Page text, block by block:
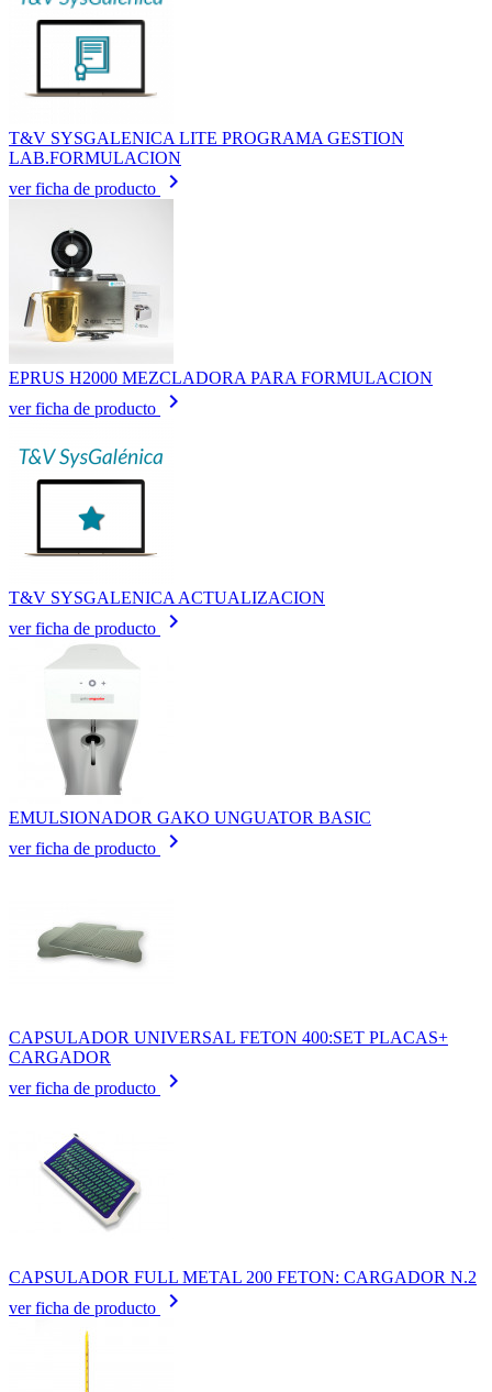
T&V SYSGALENICA LITE PROGRAMA GESTION
LAB.FORMULACION
ver ficha de producto
keyboard_arrow_right
EPRUS H2000 MEZCLADORA PARA FORMULACION
ver ficha de producto
keyboard_arrow_right
T&V SYSGALENICA ACTUALIZACION
ver ficha de producto
keyboard_arrow_right
EMULSIONADOR GAKO UNGUATOR BASIC
ver ficha de producto
keyboard_arrow_right
CAPSULADOR UNIVERSAL FETON 400:SET PLACAS+
CARGADOR
ver ficha de producto
keyboard_arrow_right
CAPSULADOR FULL METAL 200 FETON: CARGADOR N.2
ver ficha de producto
keyboard_arrow_right